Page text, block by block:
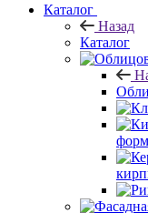
Каталог
Назад
Каталог